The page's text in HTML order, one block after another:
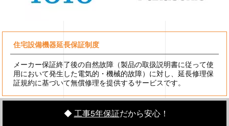
住宅設備機器延長保証制度
メーカー保証終了後の自然故障（製品の取扱説明書に従って使
用において発生した電気的・機械的故障）に対し、延長修理保
証規約に基づいて無償修理を提供するサービスです。
◆工事5年保証だから安心！